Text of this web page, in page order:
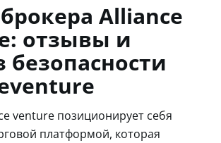
Alliance
отзывы и
безопасности
venture позиционирует себя
платформой, которая